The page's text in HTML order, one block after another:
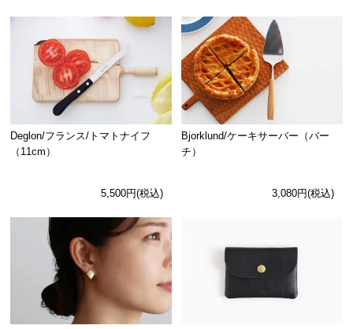
Deglon/フランス/トマトナイフ
（11cm）
5,500円(税込)
Bjorklund/ケーキサーバー（バー
チ）
3,080円(税込)